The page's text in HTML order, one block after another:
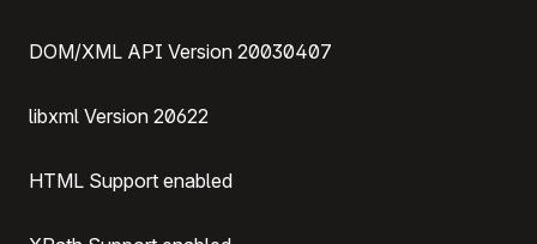
DOM/XML API Version 20030407
libxml Version 20622
HTML Support enabled